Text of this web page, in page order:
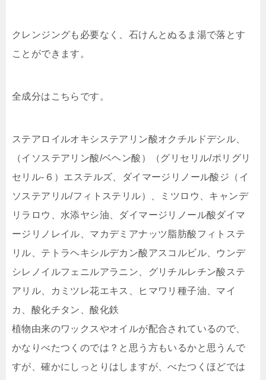
クレンジングも必要なく、石けんとぬるま湯で落とす
ことができます。
全成分はこちらです。
ステアロイルオキシステアリン酸オクチルドデシル、
（イソステアリン酸/ベヘン酸）（グリセリル/ポリグリ
セリル-６）エステルズ、ダイマージリノール酸ジ（イ
ソステアリル/フィトステリル）、ミツロウ、キャンデ
リラロウ、水添ヤシ油、ダイマージリノール酸ダイマ
ージリノレイル、マカデミアナッツ脂肪酸フィトステ
リル、テトラヘキシルデカン酸アスコルビル、ウンデ
シレノイルフェニルアラニン、グリチルレチン酸ステ
アリル、カミツレ花エキス、ヒマワリ種子油、マイ
カ、酸化チタン、酸化鉄
植物由来のワックスやオイルが配合されているので、
かなりべたつくのでは？と思う方もいるかと思うんで
すが、確かにしっとりはしますが、べたつくほどでは